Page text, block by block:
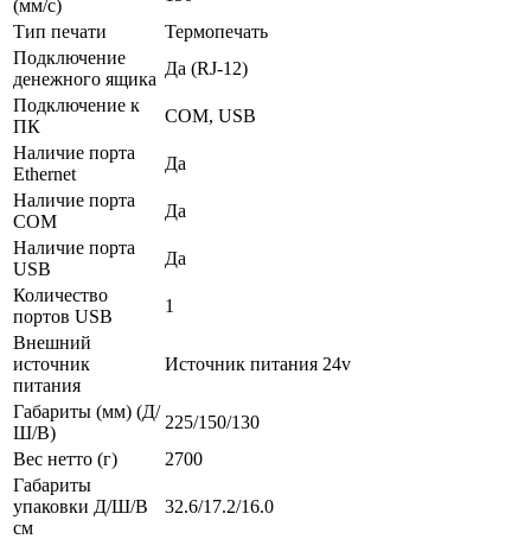
(мм/с)
Тип печати
Термопечать
Подключение
денежного ящика
Да (RJ-12)
Подключение к
ПК
COM, USB
Наличие порта
Ethernet
Да
Наличие порта
COM
Да
Наличие порта
USB
Да
Количество
портов USB
1
Внешний
источник
питания
Источник питания 24v
Габариты (мм) (Д/
Ш/В)
225/150/130
Вес нетто (г)
2700
Габариты
упаковки Д/Ш/В
см
32.6/17.2/16.0